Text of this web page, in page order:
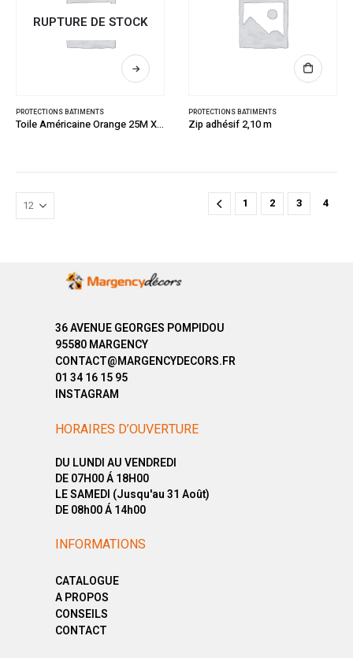
RUPTURE DE STOCK
PROTECTIONS BATIMENTS
Toile Américaine Orange 25M X 48MM
PROTECTIONS BATIMENTS
Zip adhésif 2,10 m
1 2 3 4
36 AVENUE GEORGES POMPIDOU
95580 MARGENCY
CONTACT@MARGENCYDECORS.FR
01 34 16 15 95
INSTAGRAM
HORAIRES D’OUVERTURE
DU LUNDI AU VENDREDI
DE 07H00 Á 18H00
LE SAMEDI (Jusqu'au 31 Août)
DE 08h00 Á 14h00
INFORMATIONS
CATALOGUE
A PROPOS
CONSEILS
CONTACT